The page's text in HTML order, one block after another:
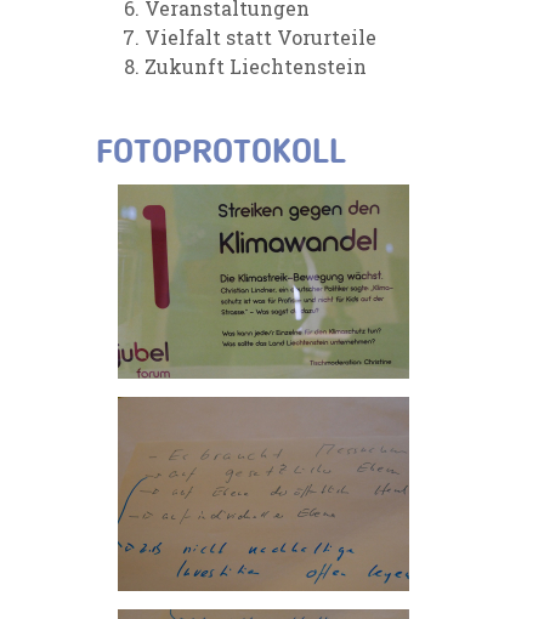
Veranstaltungen
Vielfalt statt Vorurteile
Zukunft Liechtenstein
FOTOPROTOKOLL